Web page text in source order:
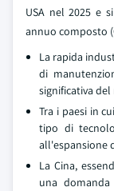
USA nel 2025 e
annuo composto
La rapida
di
significativa del
Tra i paesi in
tipo di
all'espansione
La Cina,
una